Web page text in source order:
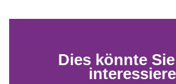
Dies könnte